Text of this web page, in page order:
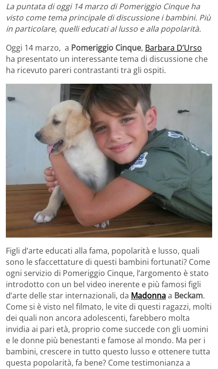
La puntata di oggi 14 marzo di Pomeriggio Cinque ha
visto come tema principale di discussione i bambini. Più
in particolare, quelli educati al lusso e alla popolarità.
Oggi 14 marzo, a Pomeriggio Cinque, Barbara D’Urso
ha presentato un interessante tema di discussione che
ha ricevuto pareri contrastanti tra gli ospiti.
Figli d’arte educati alla fama, popolarità e lusso, quali
sono le sfaccettature di questi bambini fortunati? Come
ogni servizio di Pomeriggio Cinque, l’argomento è stato
introdotto con un bel video inerente e più famosi figli
d’arte delle star internazionali, da Madonnaa Beckam.
Come si è visto nel filmato, le vite di questi ragazzi, molti
dei quali non ancora adolescenti, farebbero molta
invidia ai pari età, proprio come succede con gli uomini
e le donne più benestanti e famose al mondo. Ma per i
bambini, crescere in tutto questo lusso e ottenere tutta
questa popolarità, fa bene? Come testimonianza a